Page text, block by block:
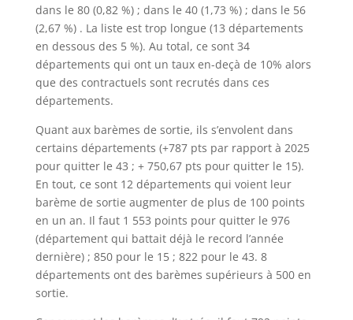
dans le 80 (0,82 %) ; dans le 40 (1,73 %) ; dans le 56
(2,67 %) . La liste est trop longue (13 départements
en dessous des 5 %). Au total, ce sont 34
départements qui ont un taux en-deçà de 10% alors
que des contractuels sont recrutés dans ces
départements.
Quant aux barèmes de sortie, ils s’envolent dans
certains départements (+787 pts par rapport à 2025
pour quitter le 43 ; + 750,67 pts pour quitter le 15).
En tout, ce sont 12 départements qui voient leur
barème de sortie augmenter de plus de 100 points
en un an. Il faut 1 553 points pour quitter le 976
(département qui battait déjà le record l’année
dernière) ; 850 pour le 15 ; 822 pour le 43. 8
départements ont des barèmes supérieurs à 500 en
sortie.